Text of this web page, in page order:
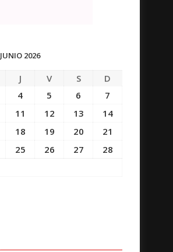
JUNIO 2026
J V S
D
4 5 6
7
11 12 13
14
18 19 20
21
25 26 27
28